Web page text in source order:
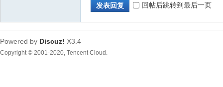
发表回复 回帖后跳转到最后一页
Powered by Discuz! X3.4
Copyright © 2001-2020, Tencent Cloud.